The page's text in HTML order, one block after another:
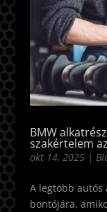
BMW
szakértelem
okt 14, 2025|
A legtöbb autós
bontójára,